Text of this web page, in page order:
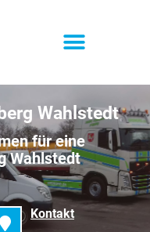
Wahlstedt
für eine
Wahlstedt
Kontakt